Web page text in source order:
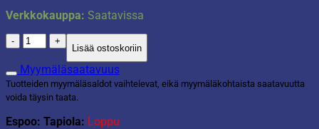
Verkkokauppa: Saatavissa
Kahvatyyny
harmaa
määrä
Lisää ostoskoriin
Myymäläsaatavuus
Tuotteiden myymäläsaldot vaihtelevat, eikä myymäläkohtaista saatavuutta
voida täysin taata.
Espoo: Tapiola: Loppu